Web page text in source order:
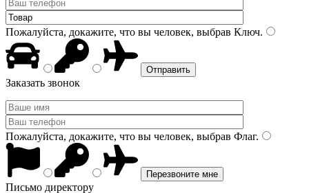
Пожалуйста, докажите, что вы человек, выбрав Ключ.
Заказать звонок
Пожалуйста, докажите, что вы человек, выбрав Флаг.
Письмо директору